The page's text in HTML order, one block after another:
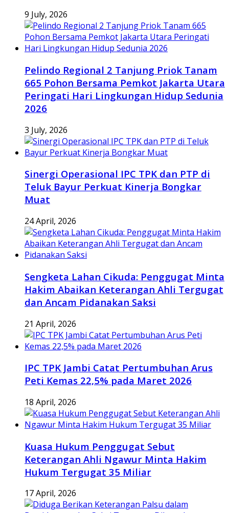
9 July, 2026
Pelindo Regional 2 Tanjung Priok Tanam
665 Pohon Bersama Pemkot Jakarta Utara
Peringati Hari Lingkungan Hidup Sedunia
2026
3 July, 2026
Sinergi Operasional IPC TPK dan PTP di
Teluk Bayur Perkuat Kinerja Bongkar
Muat
24 April, 2026
Sengketa Lahan Cikuda: Penggugat Minta
Hakim Abaikan Keterangan Ahli Tergugat
dan Ancam Pidanakan Saksi
21 April, 2026
IPC TPK Jambi Catat Pertumbuhan Arus
Peti Kemas 22,5% pada Maret 2026
18 April, 2026
Kuasa Hukum Penggugat Sebut
Keterangan Ahli Ngawur Minta Hakim
Hukum Tergugat 35 Miliar
17 April, 2026